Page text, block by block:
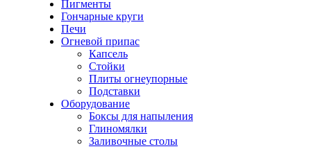
Пигменты
Гончарные круги
Печи
Огневой припас
Капсель
Стойки
Плиты огнеупорные
Подставки
Оборудование
Боксы для напыления
Глиномялки
Заливочные столы